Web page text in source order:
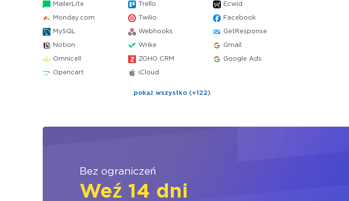
MailerLite Trello Ecwid
Monday.com Twilio Facebook
MySQL Webhooks GetResponse
Notion Wrike Gmail
Omnicell ZOHO CRM Google Ads
Opencart iCloud
pokaż wszystko (+122)
Bez ograniczeń
Weź 14 dni